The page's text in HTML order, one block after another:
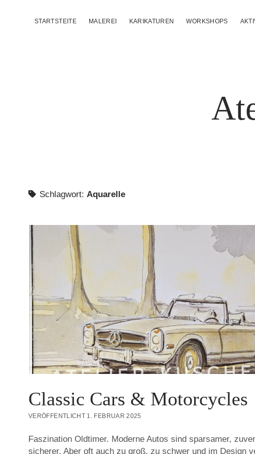
STARTSTEITE MALEREI KARIKATUREN WORKSHOPS
Schlagwort: Aquarelle
Classic Cars & Motorcycles
VERÖFFENTLICHT 1. FEBRUAR 2025
Faszination Oldtimer. Moderne Autos sind sparsamer,
sicherer. Aber oft auch zu groß, zu schwer und im Design